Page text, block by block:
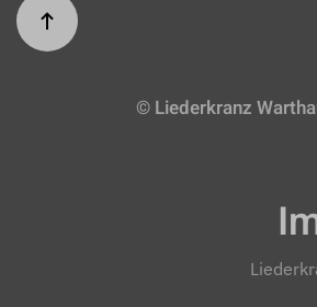
© Liederkranz